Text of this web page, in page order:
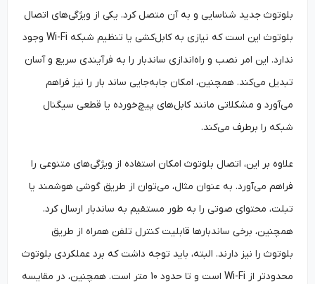
بلوتوث جدید شناسایی و به آن متصل کرد. یکی از ویژگی‌های اتصال
بلوتوث این است که نیازی به کابل‌کشی یا تنظیم شبکه Wi-Fi وجود
ندارد. این امر نصب و راه‌اندازی ساندبار را به فرآیندی سریع و آسان
تبدیل می‌کند. همچنین، امکان جابه‌جایی ساند بار را نیز فراهم
می‌آورد و مشکلاتی مانند کابل‌های پیچ‌خورده یا قطعی سیگنال
شبکه را برطرف می‌کند.
علاوه بر این، اتصال بلوتوث امکان استفاده از ویژگی‌های متنوعی را
فراهم می‌آورد. به عنوان مثال، می‌توان از طریق گوشی هوشمند یا
تبلت، محتوای صوتی را به طور مستقیم به ساندبار ارسال کرد.
همچنین، برخی ساندبارها قابلیت کنترل تلفن همراه از طریق
بلوتوث را نیز دارند. البته، باید توجه داشت که برد عملکردی بلوتوث
محدودتر از Wi-Fi است و تا حدود 10 متر است. همچنین، در مقایسه